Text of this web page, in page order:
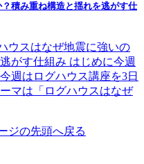
積み重ね構造と揺れを逃がす仕
ウスはなぜ地震に強いの
がす仕組み はじめに今週
週はログハウス講座を3日
マは「ログハウスはなぜ
ジの先頭へ戻る